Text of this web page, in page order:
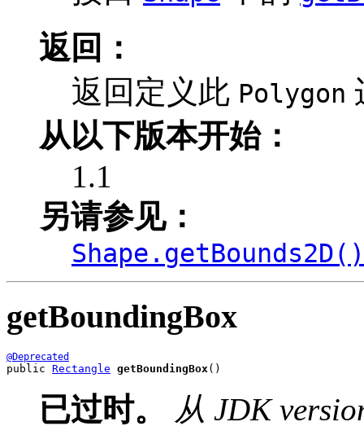
返回：
返回定义此 Polygon
从以下版本开始：
1.1
另请参见：
Shape.getBounds2D()
getBoundingBox
@Deprecated
public Rectangle getBoundingBox()
已过时。
从 JDK